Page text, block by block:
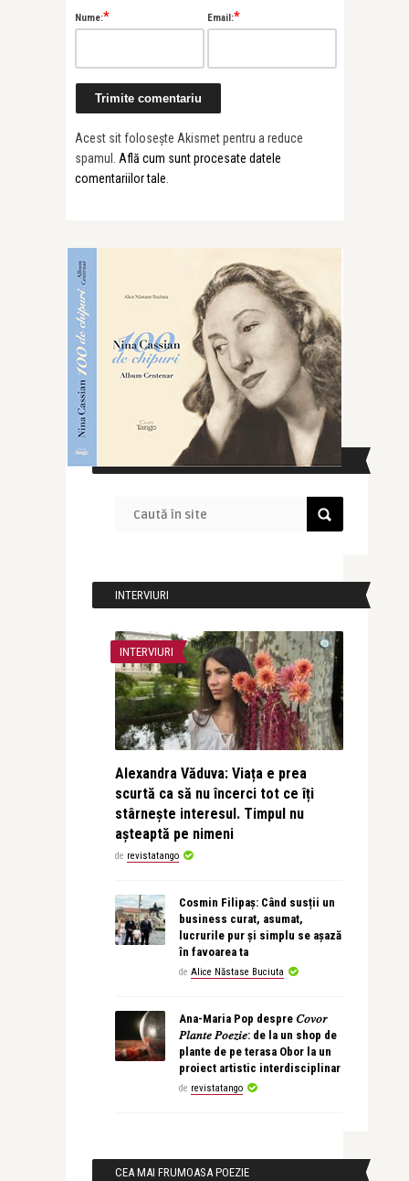
Nume:* Email:*
Acest sit folosește Akismet pentru a reduce
spamul. Află cum sunt procesate datele
comentariilor tale
CAUTĂ ÎN SITE
INTERVIURI
INTERVIURI
Alexandra Văduva: Viața e prea
scurtă ca să nu încerci tot ce îți
stârnește interesul. Timpul nu
așteaptă pe nimeni
de revistatango
Cosmin Filipaș: Când susții un
business curat, asumat,
lucrurile pur și simplu se așază
în favoarea ta
de Alice Năstase Buciuta
Ana-Maria Pop despre 𝐶𝑜𝑣𝑜𝑟
𝑃𝑙𝑎𝑛𝑡𝑒 𝑃𝑜𝑒𝑧𝑖𝑒: de la un shop de
plante de pe terasa Obor la un
proiect artistic interdisciplinar
de revistatango
CEA MAI FRUMOASA POEZIE